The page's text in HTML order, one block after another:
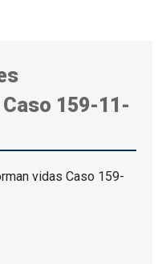
159-11-